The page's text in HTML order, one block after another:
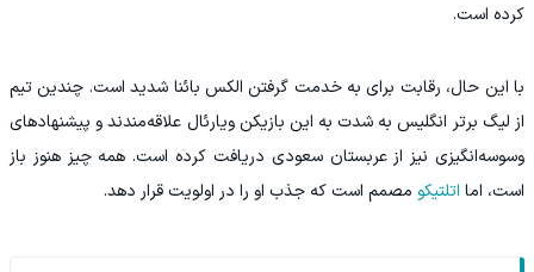
کرده است.
با این حال، رقابت برای به خدمت گرفتن الکس بائنا شدید است. چندین تیم
از لیگ برتر انگلیس به شدت به این بازیکن ویارئال علاقه‌مندند و پیشنهادهای
وسوسه‌انگیزی نیز از عربستان سعودی دریافت کرده است. همه چیز هنوز باز
است، اما اتلتیکو مصمم است که جذب او را در اولویت قرار دهد.